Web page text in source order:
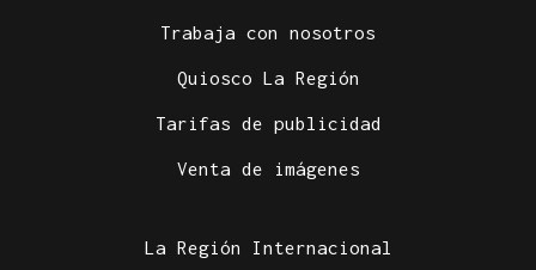
Trabaja con nosotros
Quiosco La Región
Tarifas de publicidad
Venta de imágenes
La Región Internacional